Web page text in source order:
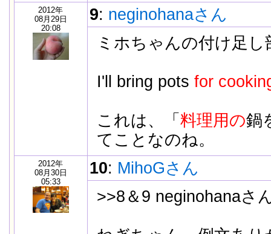
2012年
08月29日
20:08
9: neginohanaさん
ミホちゃんの付け足し
I'll bring pots for
これは、「 料理用の鍋
てことなのね。
2012年
08月30日
05:33
10: MihoGさん
>>8＆9 neginohanaさ